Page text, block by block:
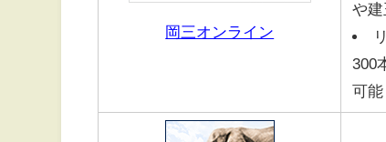
岡三オンライン
や
300
可能